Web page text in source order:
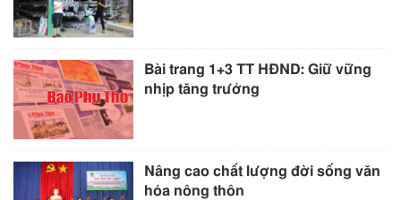
Bài trang 1+3 TT HĐND: Giữ vững
nhịp tăng trưởng
Nâng cao chất lượng đời sống văn
hóa nông thôn